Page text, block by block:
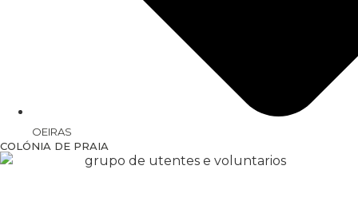
OEIRAS
COLÓNIA DE PRAIA